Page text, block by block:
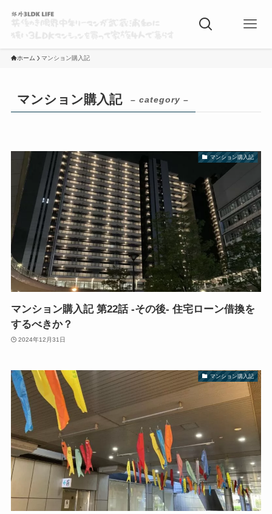
ホーム マンション購入記
マンション購入記 – category –
マンション購入記
マンション購入記 第22話 -その後- 住宅ローン借換を
するべきか？
2024年12月31日
マンション購入記